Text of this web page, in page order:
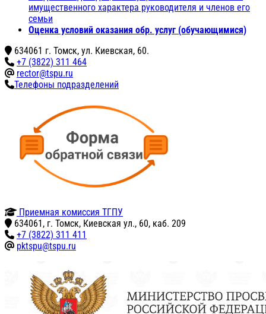
имущественного характера руководителя и членов его
семьи
Оценка условий оказания обр. услуг (обучающимися)
634061 г. Томск, ул. Киевская, 60.
+7 (3822) 311 464
rector@tspu.ru
Телефоны подразделений
Приемная комиссия ТГПУ
634061, г. Томск, Киевская ул., 60, каб. 209
+7 (3822) 311 411
pktspu@tspu.ru